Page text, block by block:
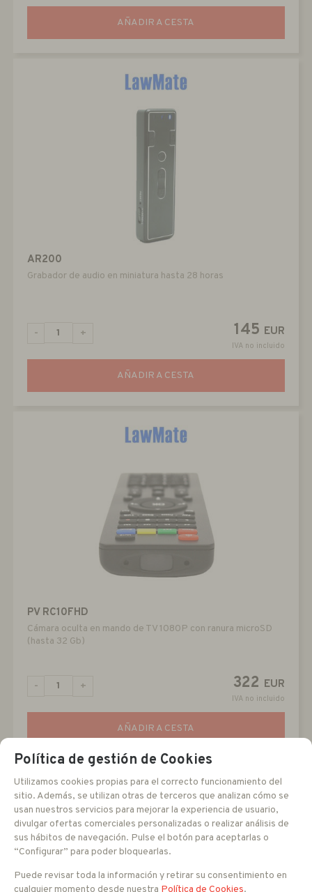
AÑADIR A CESTA
AR200
Grabador de audio en miniatura hasta 28 horas
145 EUR
IVA no incluido
- +
AÑADIR A CESTA
PV RC10FHD
Cámara oculta en mando de TV 1080P con ranura microSD
(hasta 32 Gb)
322 EUR
IVA no incluido
- +
AÑADIR A CESTA
Política de gestión de Cookies
Utilizamos cookies propias para el correcto funcionamiento del
sitio. Además, se utilizan otras de terceros que analizan cómo se
usan nuestros servicios para mejorar la experiencia de usuario,
divulgar ofertas comerciales personalizadas o realizar análisis de
sus hábitos de navegación. Pulse el botón para aceptarlas o
“Configurar” para poder bloquearlas.
Puede revisar toda la información y retirar su consentimiento en
cualquier momento desde nuestra Política de Cookies.